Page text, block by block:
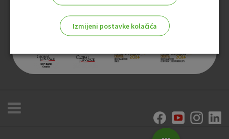
Izmijeni postavke kolačića
Nužni kolačići